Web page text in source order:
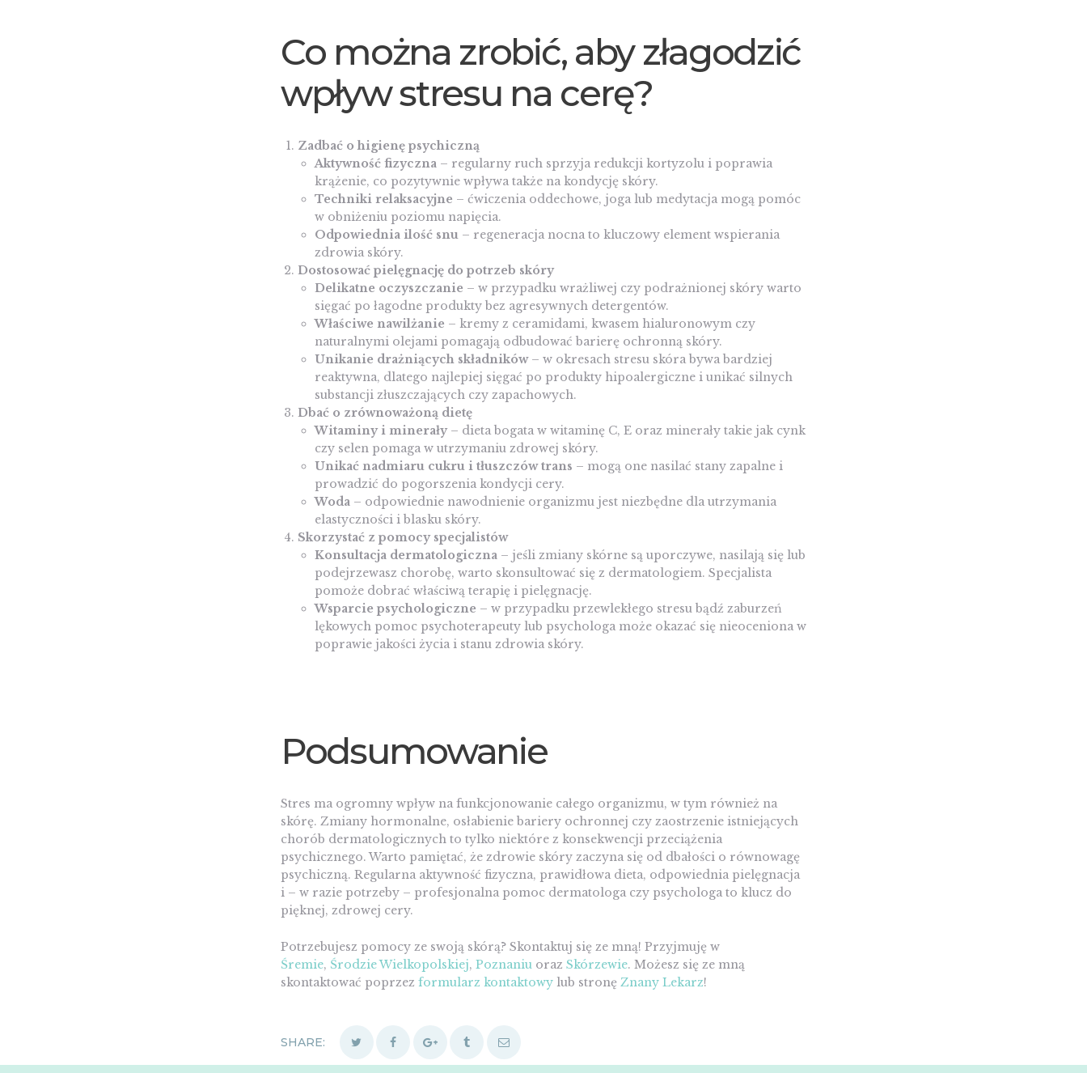
Co można zrobić, aby złagodzić
wpływ stresu na cerę?
Zadbać o higienę psychiczną
Aktywność fizyczna – regularny ruch sprzyja redukcji kortyzolu i poprawia
krążenie, co pozytywnie wpływa także na kondycję skóry.
Techniki relaksacyjne – ćwiczenia oddechowe, joga lub medytacja mogą pomóc
w obniżeniu poziomu napięcia.
Odpowiednia ilość snu – regeneracja nocna to kluczowy element wspierania
zdrowia skóry.
Dostosować pielęgnację do potrzeb skóry
Delikatne oczyszczanie – w przypadku wrażliwej czy podrażnionej skóry warto
sięgać po łagodne produkty bez agresywnych detergentów.
Właściwe nawilżanie – kremy z ceramidami, kwasem hialuronowym czy
naturalnymi olejami pomagają odbudować barierę ochronną skóry.
Unikanie drażniących składników– w okresach stresu skóra bywa bardziej
reaktywna, dlatego najlepiej sięgać po produkty hipoalergiczne i unikać silnych
substancji złuszczających czy zapachowych.
Dbać o zrównoważoną dietę
Witaminy i minerały– dieta bogata w witaminę C, E oraz minerały takie jak cynk
czy selen pomaga w utrzymaniu zdrowej skóry.
Unikać nadmiaru cukru i tłuszczów trans – mogą one nasilać stany zapalne i
prowadzić do pogorszenia kondycji cery.
Woda – odpowiednie nawodnienie organizmu jest niezbędne dla utrzymania
elastyczności i blasku skóry.
Skorzystać z pomocy specjalistów
Konsultacja dermatologiczna – jeśli zmiany skórne są uporczywe, nasilają się lub
podejrzewasz chorobę, warto skonsultować się z dermatologiem. Specjalista
pomoże dobrać właściwą terapię i pielęgnację.
Wsparcie psychologiczne – w przypadku przewlekłego stresu bądź zaburzeń
lękowych pomoc psychoterapeuty lub psychologa może okazać się nieoceniona w
poprawie jakości życia i stanu zdrowia skóry.
Podsumowanie
Stres ma ogromny wpływ na funkcjonowanie całego organizmu, w tym również na
skórę. Zmiany hormonalne, osłabienie bariery ochronnej czy zaostrzenie istniejących
chorób dermatologicznych to tylko niektóre z konsekwencji przeciążenia
psychicznego. Warto pamiętać, że zdrowie skóry zaczyna się od dbałości o równowagę
psychiczną. Regularna aktywność fizyczna, prawidłowa dieta, odpowiednia pielęgnacja
i – w razie potrzeby – profesjonalna pomoc dermatologa czy psychologa to klucz do
pięknej, zdrowej cery.
Potrzebujesz pomocy ze swoją skórą? Skontaktuj się ze mną! Przyjmuję w
Śremie, Środzie Wielkopolskiej, Poznaniu oraz Skórzewie. Możesz się ze mną
skontaktować poprzez formularz kontaktowy lub stronę Znany Lekarz!
SHARE: